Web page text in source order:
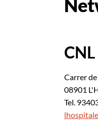
Carrer
08901
Tel.